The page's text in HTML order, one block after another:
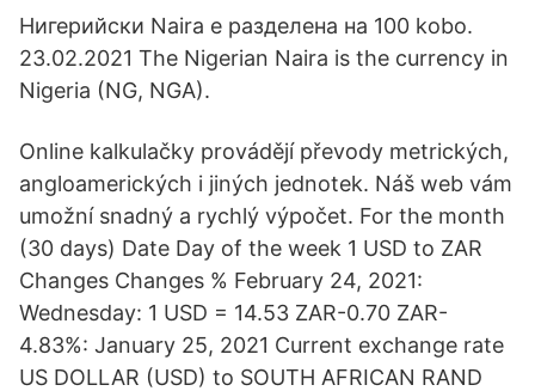
Нигерийски Naira е разделена на 100 kobo.
23.02.2021 The Nigerian Naira is the currency in
Nigeria (NG, NGA).
Online kalkulačky provádějí převody metrických,
angloamerických i jiných jednotek. Náš web vám
umožní snadný a rychlý výpočet. For the month
(30 days) Date Day of the week 1 USD to ZAR
Changes Changes % February 24, 2021:
Wednesday: 1 USD = 14.53 ZAR-0.70 ZAR-
4.83%: January 25, 2021 Current exchange rate
US DOLLAR (USD) to SOUTH AFRICAN RAND